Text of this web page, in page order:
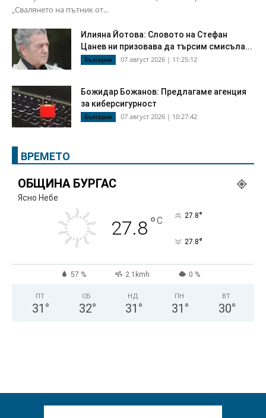
„Свалянето на пътник от...
Илияна Йотова: Словото на Стефан
Цанев ни призовава да търсим смисъла...
България 07 август 2026 | 11:25:12
Божидар Божанов: Предлагаме агенция
за киберсигурност
България 07 август 2026 | 10:27:42
ВРЕМЕТО
ОБЩИНА БУРГАС
Ясно Небе
27.8°C 27.8°
27.8°
57 % 2.1kmh 0 %
ПТ
31 °
СБ
32°
НД
31 °
ПН
31 °
ВТ
30°